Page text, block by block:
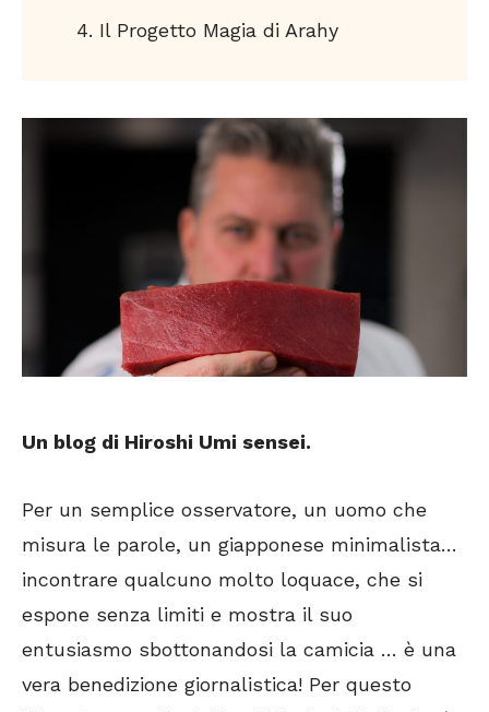
Il Progetto Magia di Arahy
Un blog di Hiroshi Umi sensei.
Per un semplice osservatore, un uomo che
misura le parole, un giapponese minimalista…
incontrare qualcuno molto loquace, che si
espone senza limiti e mostra il suo
entusiasmo sbottonandosi la camicia … è una
vera benedizione giornalistica! Per questo